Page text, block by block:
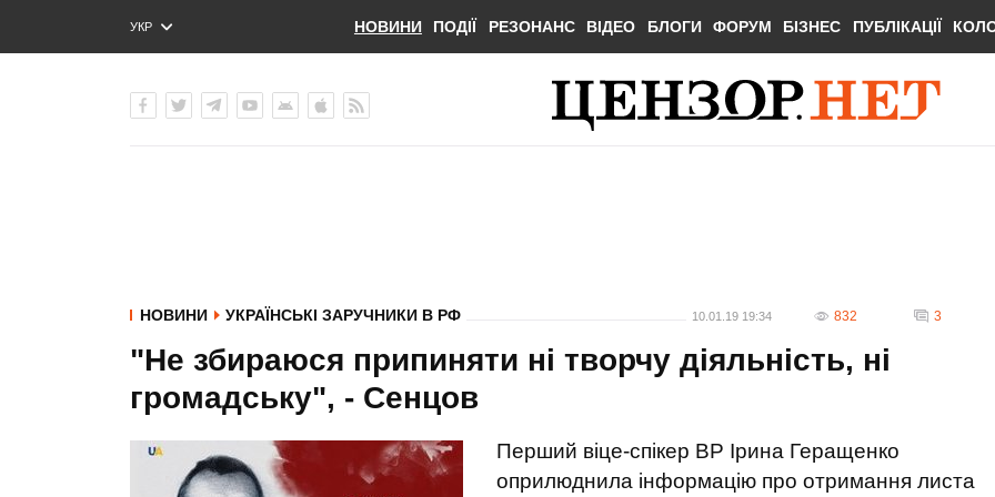
УКР
ENG
НОВИНИ ПОДІЇ РЕЗОНАНС ВІДЕО БЛОГИ ФОРУМ БІЗНЕС ПУБЛІКАЦІЇ
НОВИНИ УКРАЇНСЬКІ ЗАРУЧНИКИ В РФ 10.01.19 19:34 832 3
"Не збираюся припиняти ні творчу діяльність, ні
громадську", - Сенцов
Перший віце-спікер ВР Ірина Геращенко
оприлюднила інформацію про отримання листа